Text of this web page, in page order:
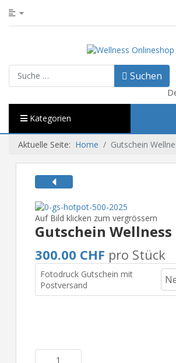
Suchen Suchen
Kategorien
Aktuelle Seite: Home Gutschein
Auf Bild klicken zum vergrössern
Gutschein Wellness
300.00 CHF pro Stück
Fotodruck Gutschein mit
Postversand